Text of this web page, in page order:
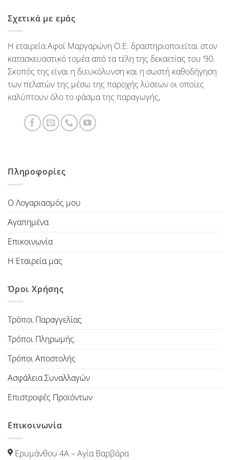
Σχετικά με εμάς
Η εταιρεία Αφοί Μαργαρώνη Ο.Ε. δραστηριοποιείται στον
κατασκευαστικό τομέα από τα τέλη της δεκαετίας του ‘90.
Σκοπός της είναι η διευκόλυνση και η σωστή καθοδήγηση
των πελατών της μέσω της παροχής λύσεων οι οποίες
καλύπτουν όλο το φάσμα της παραγωγής,
Πληροφορίες
Ο Λογαριασμός μου
Αγαπημένα
Επικοινωνία
Η Εταιρεία μας
Όροι Χρήσης
Τρόποι Παραγγελίας
Τρόποι Πληρωμής
Τρόποι Αποστολής
Ασφάλεια Συναλλαγών
Επιστροφές Προϊόντων
Επικοινωνία
Ερυμάνθου 4Α – Αγία Βαρβάρα